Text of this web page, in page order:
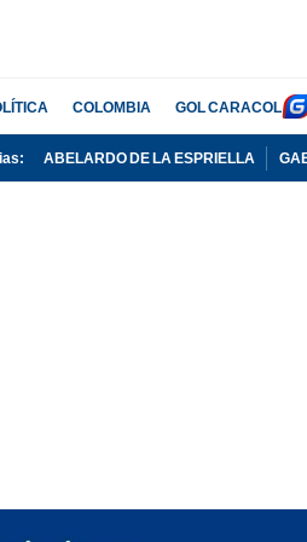
COLOMBIA GOL CARACOL
ABELARDO DE LA ESPRIELLA